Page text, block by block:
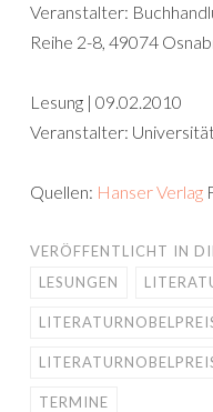
Veranstalter:
Reihe 2-8, 49074
Lesung | 09.02.2010
Veranstalter:
Quellen: Hanser Verlag
VERÖFFENTLICHT IN
LESUNGEN
TERMINE